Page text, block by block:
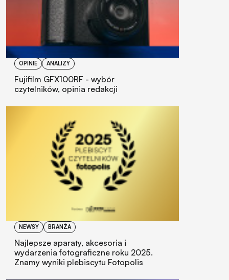
OPINIE ANALIZY
Fujifilm GFX100RF - wybór
czytelników, opinia redakcji
NEWSY BRANŻA
Najlepsze aparaty, akcesoria i
wydarzenia fotograficzne roku 2025.
Znamy wyniki plebiscytu Fotopolis